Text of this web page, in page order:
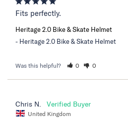
Fits perfectly.
Heritage 2.0 Bike & Skate Helmet
Heritage 2.0 Bike & Skate Helmet
Was this helpful? 0 0
Chris N.
United Kingdom